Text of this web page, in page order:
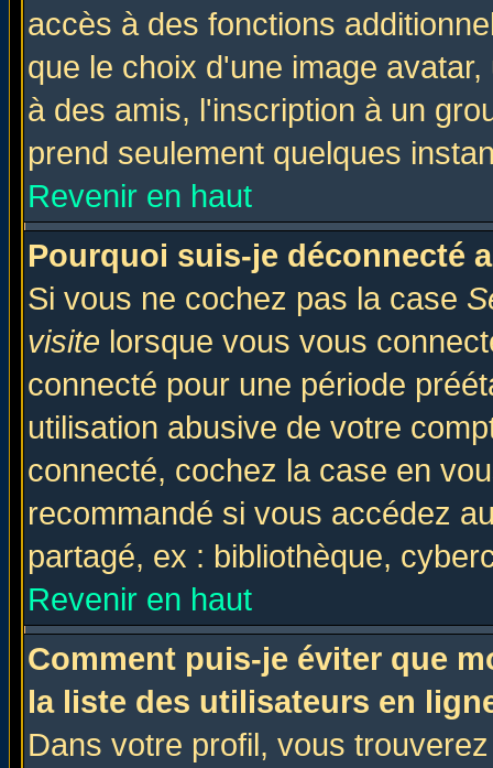
accès à des fonctions
que le choix d'une image
à des amis, l'inscription à un
prend seulement quelques
Revenir en haut
Pourquoi suis-je déconnecté
Si vous ne cochez pas la case
visite lorsque vous vous
connecté pour une période
utilisation abusive de votre
connecté, cochez la case en
recommandé si vous accédez
partagé, ex : bibliothèque,
Revenir en haut
Comment puis-je éviter que
la liste des utilisateurs en
Dans votre profil, vous